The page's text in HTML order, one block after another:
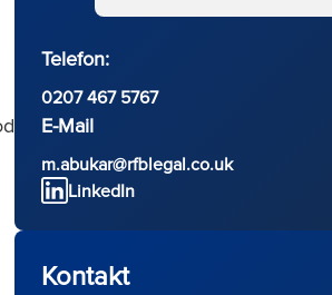
Telefon:
0207 467 5767
E-Mail
m.abukar@rfblegal.co.uk
LinkedIn
Kontakt